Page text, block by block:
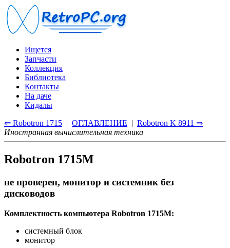
Ищется
Запчасти
Коллекция
Библиотека
Контакты
На даче
Кидалы
⇐ Robotron 1715 | ОГЛАВЛЕНИЕ | Robotron K 8911 ⇒
Иностранная вычислительная техника
Robotron 1715М
не проверен, монитор и системник без
дисководов
Комплектность компьютера Robotron 1715M:
системный блок
монитор